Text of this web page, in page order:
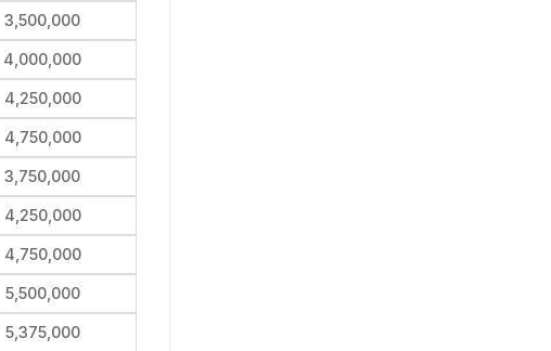
3,500,000
4,000,000
4,250,000
4,750,000
3,750,000
4,250,000
4,750,000
5,500,000
5,375,000